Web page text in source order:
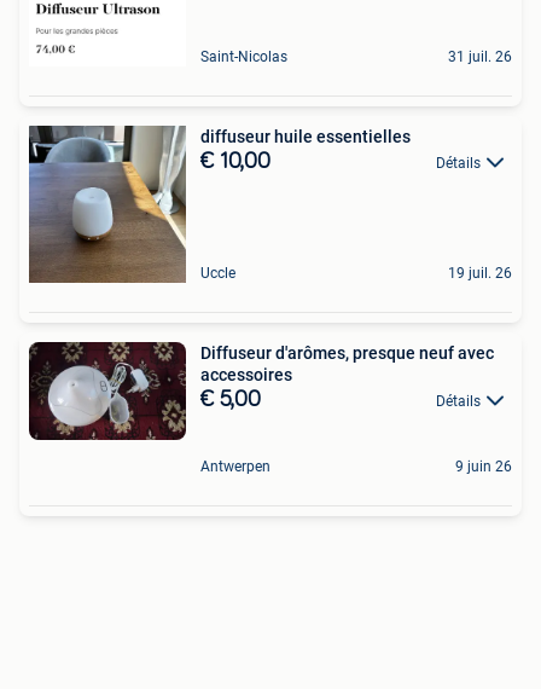
Saint-Nicolas 31 juil. 26
diffuseur huile essentielles
€ 10,00 Détails
Uccle 19 juil. 26
Diffuseur d'arômes, presque neuf avec
accessoires
€ 5,00 Détails
Antwerpen 9 juin 26